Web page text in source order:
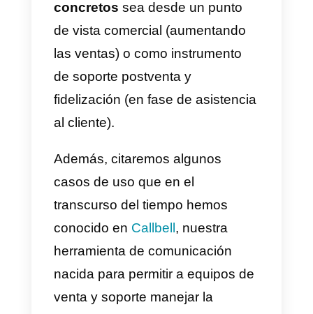
empresas pertenecientes a
muchísimos sectores distintos
comercio, desde la pequeña
actividad comercial que desea
permanecer en contacto con su
clientela de confianza hasta
a las grandes empresas, las
cuales consideran fundamental
estar presentes y comunicar a
través de las aplicaciones
preferidas por sus clientes.